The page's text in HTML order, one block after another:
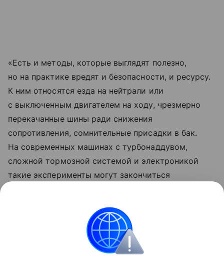
«Есть и методы, которые выглядят полезно,
но на практике вредят и безопасности, и ресурсу.
К ним относятся езда на нейтрали или
с выключенным двигателем на ходу, чрезмерно
перекачанные шины ради снижения
сопротивления, сомнительные присадки в бак.
На современных машинах с турбонаддувом,
сложной тормозной системой и электроникой
такие эксперименты могут закончиться
заключил автоэксперт.
Объясняем Новости